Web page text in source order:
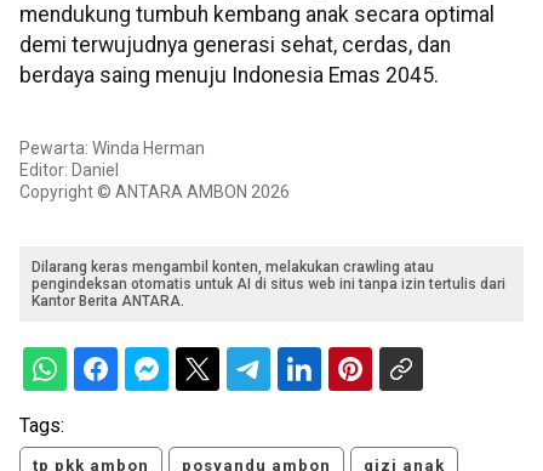
mendukung tumbuh kembang anak secara optimal
demi terwujudnya generasi sehat, cerdas, dan
berdaya saing menuju Indonesia Emas 2045.
Pewarta: Winda Herman
Editor: Daniel
Copyright © ANTARA AMBON 2026
Dilarang keras mengambil konten, melakukan crawling atau
pengindeksan otomatis untuk AI di situs web ini tanpa izin tertulis dari
Kantor Berita ANTARA.
Tags:
tp pkk ambon posyandu ambon gizi anak